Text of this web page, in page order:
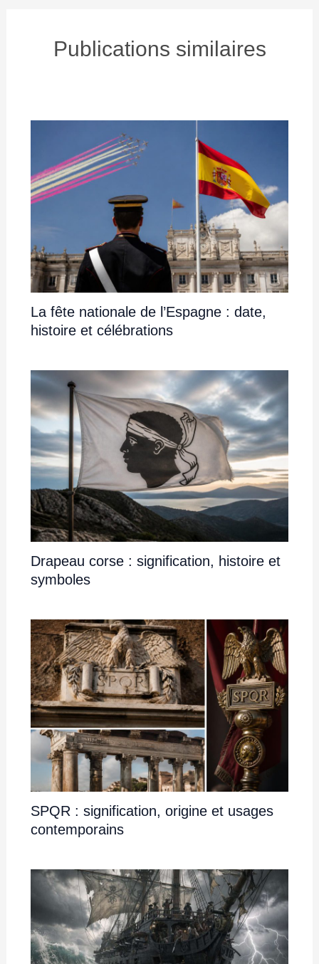
Publications similaires
La fête nationale de l’Espagne : date,
histoire et célébrations
Drapeau corse : signification, histoire et
symboles
SPQR : signification, origine et usages
contemporains